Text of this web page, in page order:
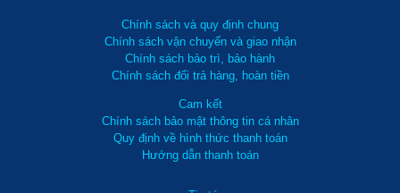
Chính sách và quy định chung
Chính sách vận chuyển và giao nhận
Chính sách bảo trì, bảo hành
Chính sách đổi trả hàng, hoàn tiền
Cam kết
Chính sách bảo mật thông tin cá nhân
Quy định về hình thức thanh toán
Hướng dẫn thanh toán